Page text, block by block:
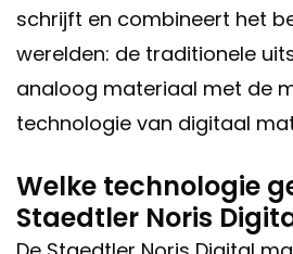
schrijft en combineert het
werelden: de traditionele
analoog materiaal met de
technologie van digitaal
Welke technologie
Staedtler Noris